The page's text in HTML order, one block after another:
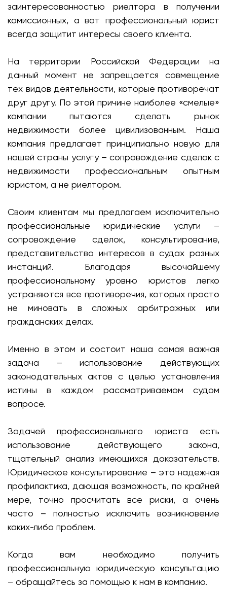
заинтересованностью риелтора в получении
комиссионных, а вот профессиональный юрист
всегда защитит интересы своего клиента.
На территории Российской Федерации на
данный момент не запрещается совмещение
тех видов деятельности, которые противоречат
друг другу. По этой причине наиболее «смелые»
компании пытаются сделать рынок
недвижимости более цивилизованным. Наша
компания предлагает принципиально новую для
нашей страны услугу – сопровождение сделок с
недвижимости профессиональным опытным
юристом, а не риелтором.
Своим клиентам мы предлагаем исключительно
профессиональные юридические услуги –
сопровождение сделок, консультирование,
представительство интересов в судах разных
инстанций. Благодаря высочайшему
профессиональному уровню юристов легко
устраняются все противоречия, которых просто
не миновать в сложных арбитражных или
гражданских делах.
Именно в этом и состоит наша самая важная
задача – использование действующих
законодательных актов с целью установления
истины в каждом рассматриваемом судом
вопросе.
Задачей профессионального юриста есть
использование действующего закона,
тщательный анализ имеющихся доказательств.
Юридическое консультирование – это надежная
профилактика, дающая возможность, по крайней
мере, точно просчитать все риски, а очень
часто – полностью исключить возникновение
каких-либо проблем.
Когда вам необходимо получить
профессиональную юридическую консультацию
– обращайтесь за помощью к нам в компанию.